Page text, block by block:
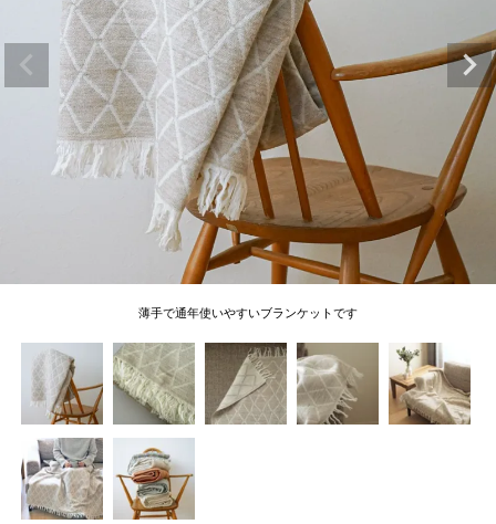
薄手で通年使いやすいブランケットです